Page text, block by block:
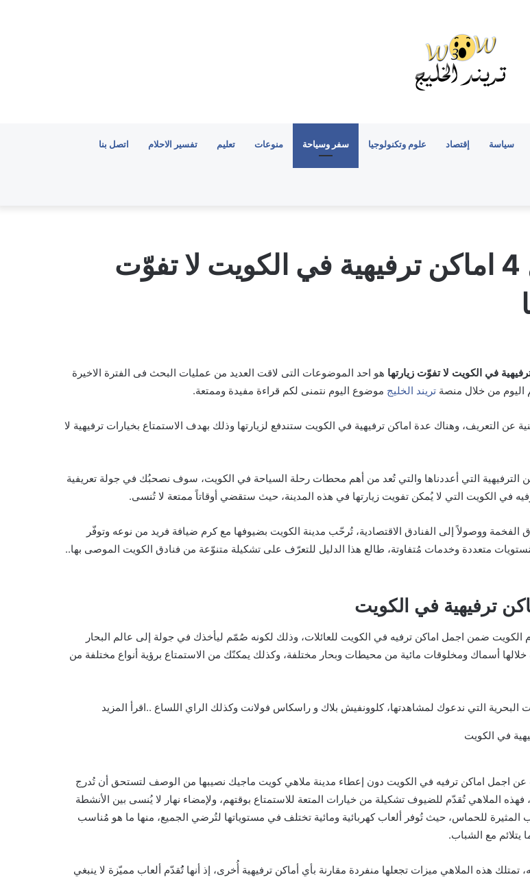
سياسة إقتصاد علوم وتكنولوجيا سفر وسياحة منوعات تعليم تفسير الاحلام اتصل بنا
افضل 4 اماكن ترفيهية في الكويت لا تفوّت
هو احد الموضوعات التى لاقت العديد من عمليات البحث فى الفترة الاخيرة
اليوم من خلال منصة تريند الخليج موضوع اليوم نتمنى لكم قراءة مفيدة وممتعة.
عن التعريف، وهناك عدة اماكن ترفيهية في الكويت ستندفع لزيارتها وذلك بهدف الاستمتاع بخيارات ترفيهية لا
الترفيهية التي أعددناها والتي تُعد من أهم محطات رحلة السياحة في الكويت، سوف نصحبُك في جولة تعريفية
في الكويت التي لا يُمكن تفويت زيارتها في هذه المدينة، حيث ستقضي أوقاتاً ممتعة لا تُنسى.
الفخمة ووصولاً إلى الفنادق الاقتصادية، تُرحّب مدينة الكويت بضيوفها مع كرم ضيافة فريد من نوعه وتوفّر
متعددة وخدمات مُتفاوتة، طالع هذا الدليل للتعرّف على تشكيلة متنوّعة من فنادق الكويت الموصى بها..
ترفيهية في الكويت
الكويت ضمن اجمل اماكن ترفيه في الكويت للعائلات، وذلك لكونه صُمّم ليأخذك في جولة إلى عالم البحار
أسماك ومخلوقات مائية من محيطات وبحار مختلفة، وكذلك يمكنّك من الاستمتاع برؤية أنواع مختلفة من
البحرية التي ندعوك لمشاهدتها، كلوونفيش بلاك و راسكاس فولانت وكذلك الراي اللساع ..اقرأ المزيد
عن اجمل اماكن ترفيه في الكويت دون إعطاء مدينة ملاهي كويت ماجيك نصيبها من الوصف لتستحق أن تُدرج
فهذه الملاهي تُقدّم للضيوف تشكيلة من خيارات المتعة للاستمتاع بوقتهم، ولإمضاء نهار لا يُنسى بين الأنشطة
المثيرة للحماس، حيث تُوفر ألعاب كهربائية ومائية تختلف في مستوياتها لتُرضي الجميع، منها ما هو مُناسب
يتلائم مع الشباب.
هذه الملاهي ميزات تجعلها منفردة مقارنة بأي أماكن ترفيهية أُخرى، إذ أنها تُُقدّم ألعاب مميّزة لا ينبغي